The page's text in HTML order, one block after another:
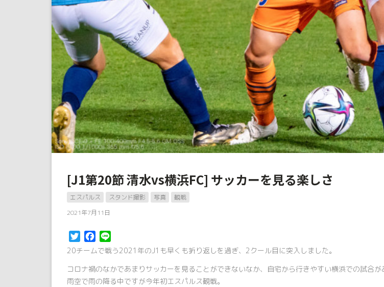
[J1第20節 清水vs横浜FC] サッカーを見る楽しさ
エスパルス スタンド撮影 写真
観戦
2021年7月11日
TwitterFacebook
20チームで戦う2021年のJ1も早くも折り返しを過ぎ、2クール目に突入しました。
コロナ禍のなかであまりサッカーを見ることができないなか、自宅から行きやすい横浜での試合
雨空で雨の降る中ですが今年初エスパルス観戦。